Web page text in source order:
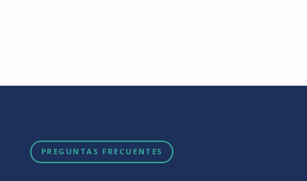
PREGUNTAS FRECUENTES